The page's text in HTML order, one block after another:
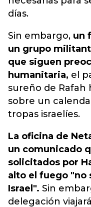
días.
Sin embargo, un
un grupo
que siguen
humanitaria, el
sureño de Rafah
sobre un
tropas israelíes.
La oficina de
un comunicado
solicitados por
alto el fuego "no
Israel". Sin
delegación